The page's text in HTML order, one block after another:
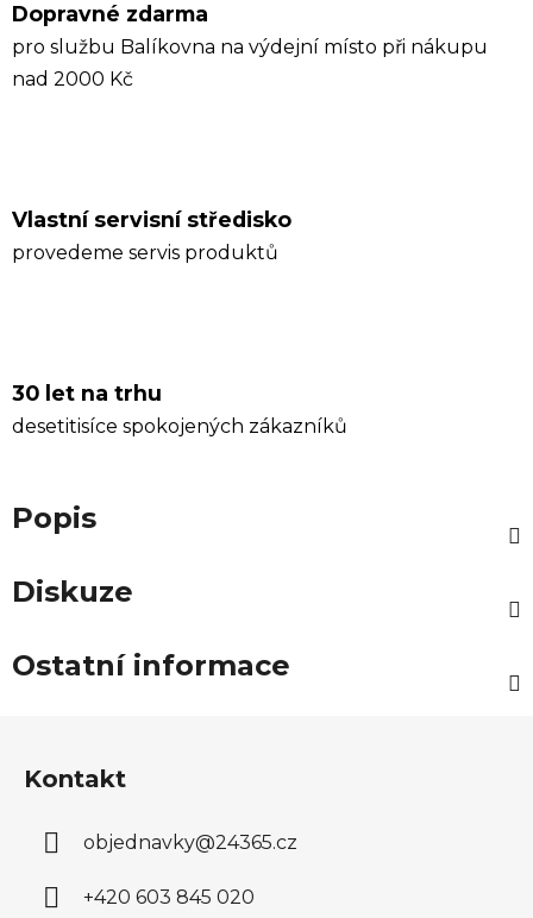
Dopravné zdarma
pro službu Balíkovna na výdejní místo při nákupu
nad 2000 Kč
Vlastní servisní středisko
provedeme servis produktů
30 let na trhu
desetitisíce spokojených zákazníků
Popis
Diskuze
Ostatní informace
Kontakt
objednavky@24365.cz
+420 603 845 020